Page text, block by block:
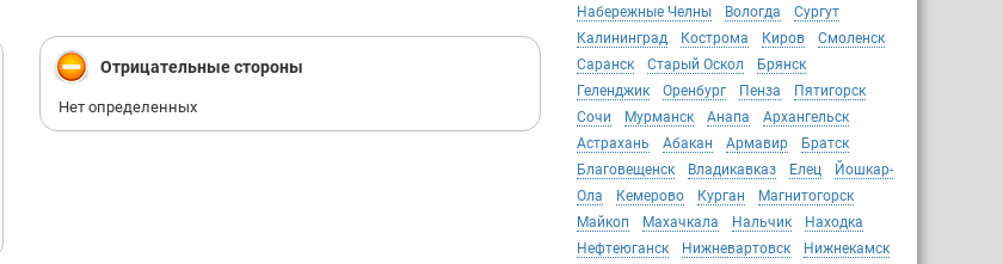
Набережные Челны
Вологда
Сургут
Калининград
Кострома Киров
Смоленск
Саранск
Старый Оскол
Брянск
Геленджик
Оренбург Пенза
Пятигорск
Сочи
Мурманск Анапа
Архангельск
Астрахань
Абакан Армавир
Братск
Благовещенск
Владикавказ Елец
Йошкар-
Ола
Кемерово Курган
Магнитогорск
Майкоп
Махачкала Нальчик
Находка
Нефтеюганск
Нижневартовск
Нижнекамск
Отрицательные стороны
Нет определенных